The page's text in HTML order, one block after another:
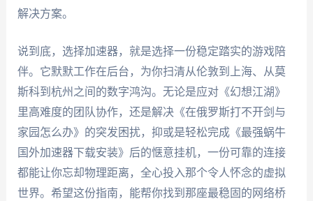
解决方案。
说到底，选择加速器，就是选择一份稳定踏实的游戏陪
伴。它默默工作在后台，为你扫清从伦敦到上海、从莫
斯科到杭州之间的数字鸿沟。无论是应对《幻想江湖》
里高难度的团队协作，还是解决《在俄罗斯打不开剑与
家园怎么办》的突发困扰，抑或是轻松完成《最强蜗牛
国外加速器下载安装》后的惬意挂机，一份可靠的连接
都能让你忘却物理距离，全心投入那个令人怀念的虚拟
世界。希望这份指南，能帮你找到那座最稳固的网络桥